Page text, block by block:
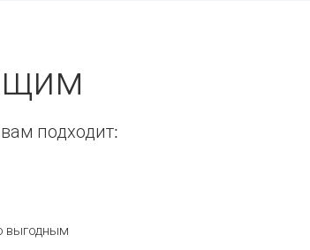
подходит:
выгодным